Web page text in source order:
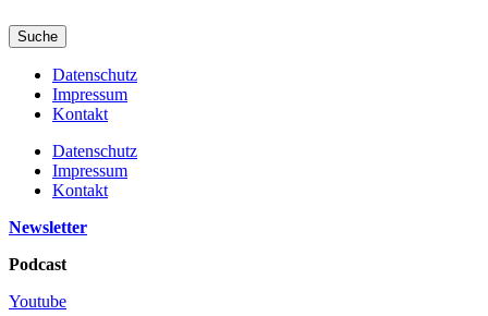
Suche
Datenschutz
Impressum
Kontakt
Datenschutz
Impressum
Kontakt
Newsletter
Podcast
Youtube